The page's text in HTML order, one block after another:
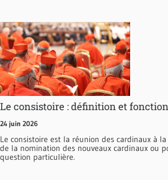
Le consistoire : définition et
24 juin 2026
Le consistoire est la réunion des cardinaux à
de la nomination des nouveaux cardinaux ou
question particulière.